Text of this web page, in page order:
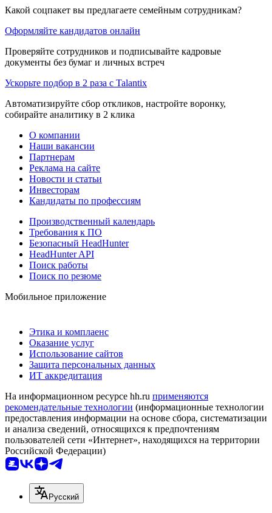
Какой соцпакет вы предлагаете семейным сотрудникам?
Оформляйте кандидатов онлайн
Проверяйте сотрудников и подписывайте кадровые
документы без бумаг и личных встреч
Ускорьте подбор в 2 раза с Talantix
Автоматизируйте сбор откликов, настройте воронку,
собирайте аналитику в 2 клика
О компании
Наши вакансии
Партнерам
Реклама на сайте
Новости и статьи
Инвесторам
Кандидаты по профессиям
Производственный календарь
Требования к ПО
Безопасный HeadHunter
HeadHunter API
Поиск работы
Поиск по резюме
Мобильное приложение
Этика и комплаенс
Оказание услуг
Использование сайтов
Защита персональных данных
ИТ аккредитация
На информационном ресурсе hh.ru применяются
рекомендательные технологии (информационные технологии
предоставления информации на основе сбора, систематизации
и анализа сведений, относящихся к предпочтениям
пользователей сети «Интернет», находящихся на территории
Российской Федерации)
Русский